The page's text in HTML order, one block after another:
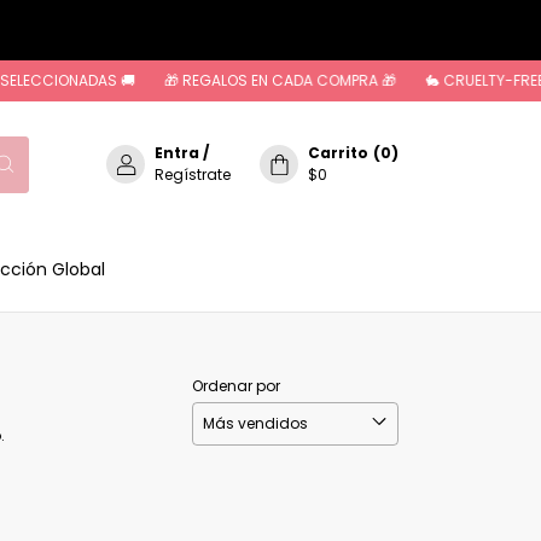
🚚 🎁 REGALOS EN CADA COMPRA 🎁 🐇 CRUELTY-FREE
Entra/
Regístrate
Carrito (0)
$0
Global
Ordenar por